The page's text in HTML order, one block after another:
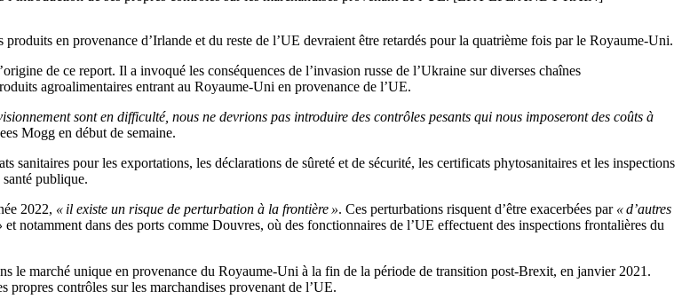
en provenance d’Irlande et du reste de l’UE devraient être retardés pour la quatrième fois par le Royaume-Uni.
de ce report. Il a invoqué les conséquences de l’invasion russe de l’Ukraine sur diverses chaînes
agroalimentaires entrant au Royaume-Uni en provenance de l’UE.
sont en difficulté, nous ne devrions pas introduire des contrôles pesants qui nous imposeront des coûts à
Mogg en début de semaine.
pour les exportations, les déclarations de sûreté et de sécurité, les certificats phytosanitaires et les inspections
publique.
2022, « il existe un risque de perturbation à la frontière ». Ces perturbations risquent d’être exacerbées par « d’autres
et notamment dans des ports comme Douvres, où des fonctionnaires de l’UE effectuent des inspections frontalières du
le marché unique en provenance du Royaume-Uni à la fin de la période de transition post-Brexit, en janvier 2021.
propres contrôles sur les marchandises provenant de l’UE.